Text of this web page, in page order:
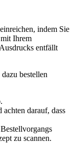
indem Sie
Ihrem
entfällt
bestellen
darauf, dass
zu scannen.